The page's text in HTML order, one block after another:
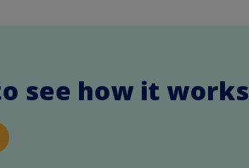
see how it works